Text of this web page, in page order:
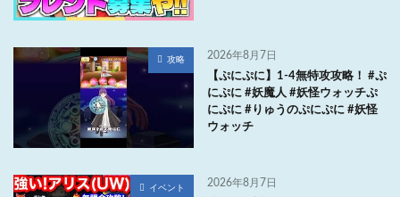
攻略 2026年8月7日
【ぷにぷに】1-4無特攻攻略！ #ぷ
にぷに #妖魔人 #妖怪ウォッチぷ
にぷに #りゅうのぷにぷに #妖怪
ウォッチ
イベント 2026年8月7日